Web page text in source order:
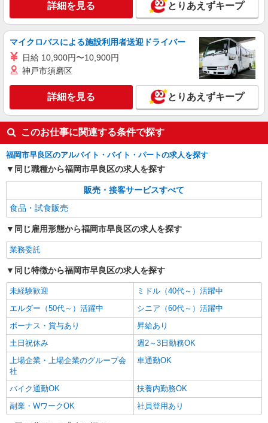
詳細を見る とりあえずキープ
マイクロバスによる施設利用者送迎ドライバー
日給 10,900円〜10,900円
神戸市須磨区
詳細を見る とりあえずキープ
このお仕事に関連する条件で探す
福岡市早良区のアルバイト・バイト・パートの求人を探す
同じ職種から福岡市早良区の求人を探す
販売・接客サービスすべて
食品・試食販売
同じ雇用形態から福岡市早良区の求人を探す
業務委託
同じ特徴から福岡市早良区の求人を探す
未経験歓迎
ミドル（40代～）活躍中
エルダー（50代～）活躍中
シニア（60代～）活躍中
ボーナス・賞与あり
昇給あり
土日祝休み
週2～3日勤務OK
上場企業・上場企業のグループ会
社
車通勤OK
バイク通勤OK
扶養内勤務OK
副業・WワークOK
社員登用あり